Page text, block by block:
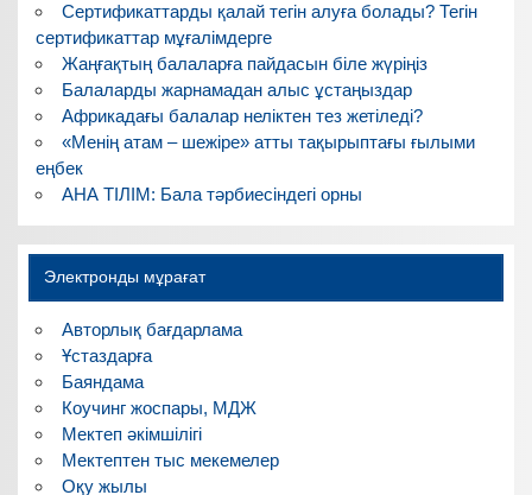
Сертификаттарды қалай тегін алуға болады? Тегін
сертификаттар мұғалімдерге
Жаңғақтың балаларға пайдасын біле жүріңіз
Балаларды жарнамадан алыс ұстаңыздар
Африкадағы балалар неліктен тез жетіледі?
«Менің атам – шежіре» атты тақырыптағы ғылыми
еңбек
АНА ТІЛІМ: Бала тәрбиесіндегі орны
Электронды мұрағат
Авторлық бағдарлама
Ұстаздарға
Баяндама
Коучинг жоспары, МДЖ
Мектеп әкімшілігі
Мектептен тыс мекемелер
Оқу жылы